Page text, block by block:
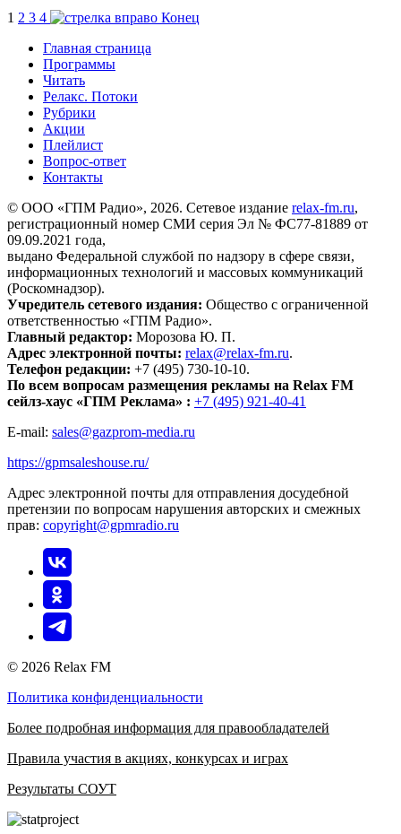
1 2 3 4
Конец
Главная страница
Программы
Читать
Релакс. Потоки
Рубрики
Акции
Плейлист
Вопрос-ответ
Контакты
© ООО «ГПМ Радио», 2026. Сетевое издание relax-fm.ru,
регистрационный номер СМИ серия Эл № ФС77-81889 от
09.09.2021 года,
выдано Федеральной службой по надзору в сфере связи,
информационных технологий и массовых коммуникаций
(Роскомнадзор).
Учредитель сетевого издания: Общество с ограниченной
ответственностью «ГПМ Радио».
Главный редактор: Морозова Ю. П.
Адрес электронной почты: relax@relax-fm.ru.
Телефон редакции: +7 (495) 730-10-10.
По всем вопросам размещения рекламы на Relax FM
сейлз-хаус «ГПМ Реклама» : +7 (495) 921-40-41
E-mail: sales@gazprom-media.ru
https://gpmsaleshouse.ru/
Адрес электронной почты для отправления досудебной
претензии по вопросам нарушения авторских и смежных
прав: copyright@gpmradio.ru
© 2026 Relax FM
Политика конфиденциальности
Более подробная информация для правообладателей
Правила участия в акциях, конкурсах и играх
Результаты СОУТ